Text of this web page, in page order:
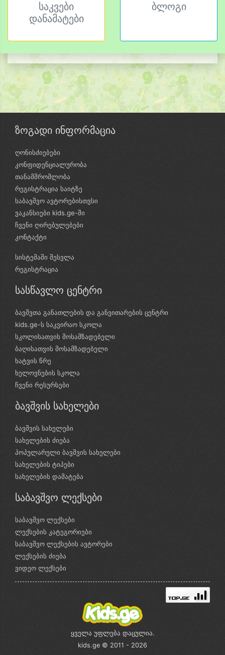
საკვები
დანამატები
ბლოგი
ზოგადი ინფორმაცია
ღონისძიებები
კონფიდენციალურობა
თანამშრომლობა
რეგისტრაცია საიტზე
საბავშვო ავტორებისთვსი
ვაკანსიები kids.ge-ში
ჩვენი ღირებულებები
კონტაქტი
სისტემაში შესვლა
რეგისტრაცია
სასწავლო ცენტრი
ბავშვთა განათლების და განვითარების ცენტრი
kids.ge-ს საკვირაო სკოლა
სკოლისათვის მოსამზადებელი
ბაღისათვის მოსამზადებელი
ხატვის წრე
ხელოვნების სკოლა
ჩვენი რესურსები
ბავშვის სახელები
ბავშვის სახელები
სახელების ძიება
პოპულარული ბავშვის სახელები
სახელების ტიპები
სახელების დამატება
საბავშვო ლექსები
საბავშვო ლექსები
ლექსების კატეგორიები
საბავშვო ლექსების ავტორები
ლექსების ძიება
ვიდეო ლექსები
ყველა უფლება დაცულია.
kids.ge © 2011 - 2026